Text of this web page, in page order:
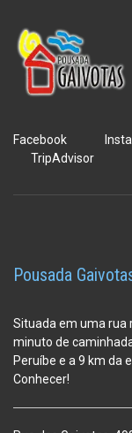
Facebook
TripAdvisor
Pousada
Situada em uma rua
minuto de
Peruíbe e a 9 km da
Conhecer!